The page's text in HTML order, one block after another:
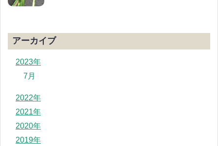
アーカイブ
2023年
7月
2022年
2021年
2020年
2019年